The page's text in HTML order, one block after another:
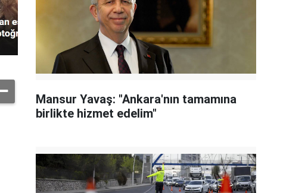
Mansur Yavaş: "Ankara'nın tamamına
birlikte hizmet edelim"